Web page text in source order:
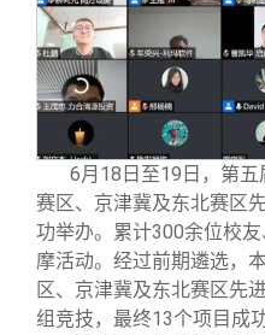
6月18日至19日，第
赛区、京津冀及东北赛区
功举办。累计300余位校
摩活动。经过前期遴选，
区、京津冀及东北赛区先
组竞技，最终13个项目成